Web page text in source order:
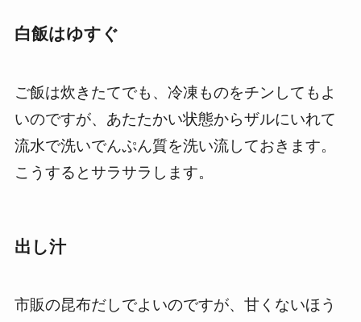
白飯はゆすぐ
ご飯は炊きたてでも、冷凍ものをチンしてもよ
いのですが、あたたかい状態からザルにいれて
流水で洗いでんぷん質を洗い流しておきます。
こうするとサラサラします。
出し汁
市販の昆布だしでよいのですが、甘くないほう